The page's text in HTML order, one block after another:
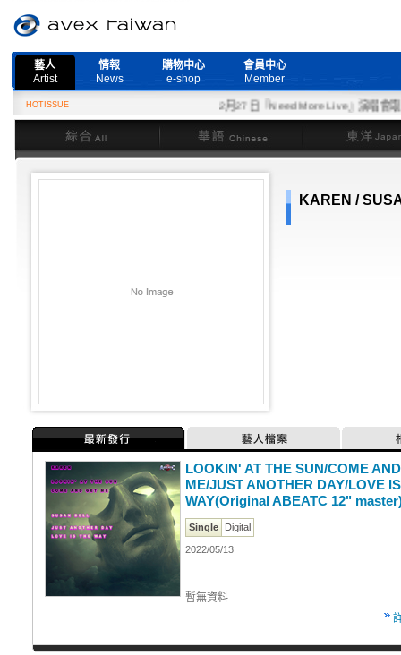
藝人
Artist
情報
News
購物中心
e-shop
會員中心
Member
HOTISSUE
2月27日『Need More Live』演唱會取消
綜合
華語 東洋
KAREN /
最新發行 藝人檔案
LOOKIN' AT THE SUN/COME
ME/JUST ANOTHER DAY/LOVE
WAY(Original ABEATC 12"
Single Digital
2022/05/13
暫無資料